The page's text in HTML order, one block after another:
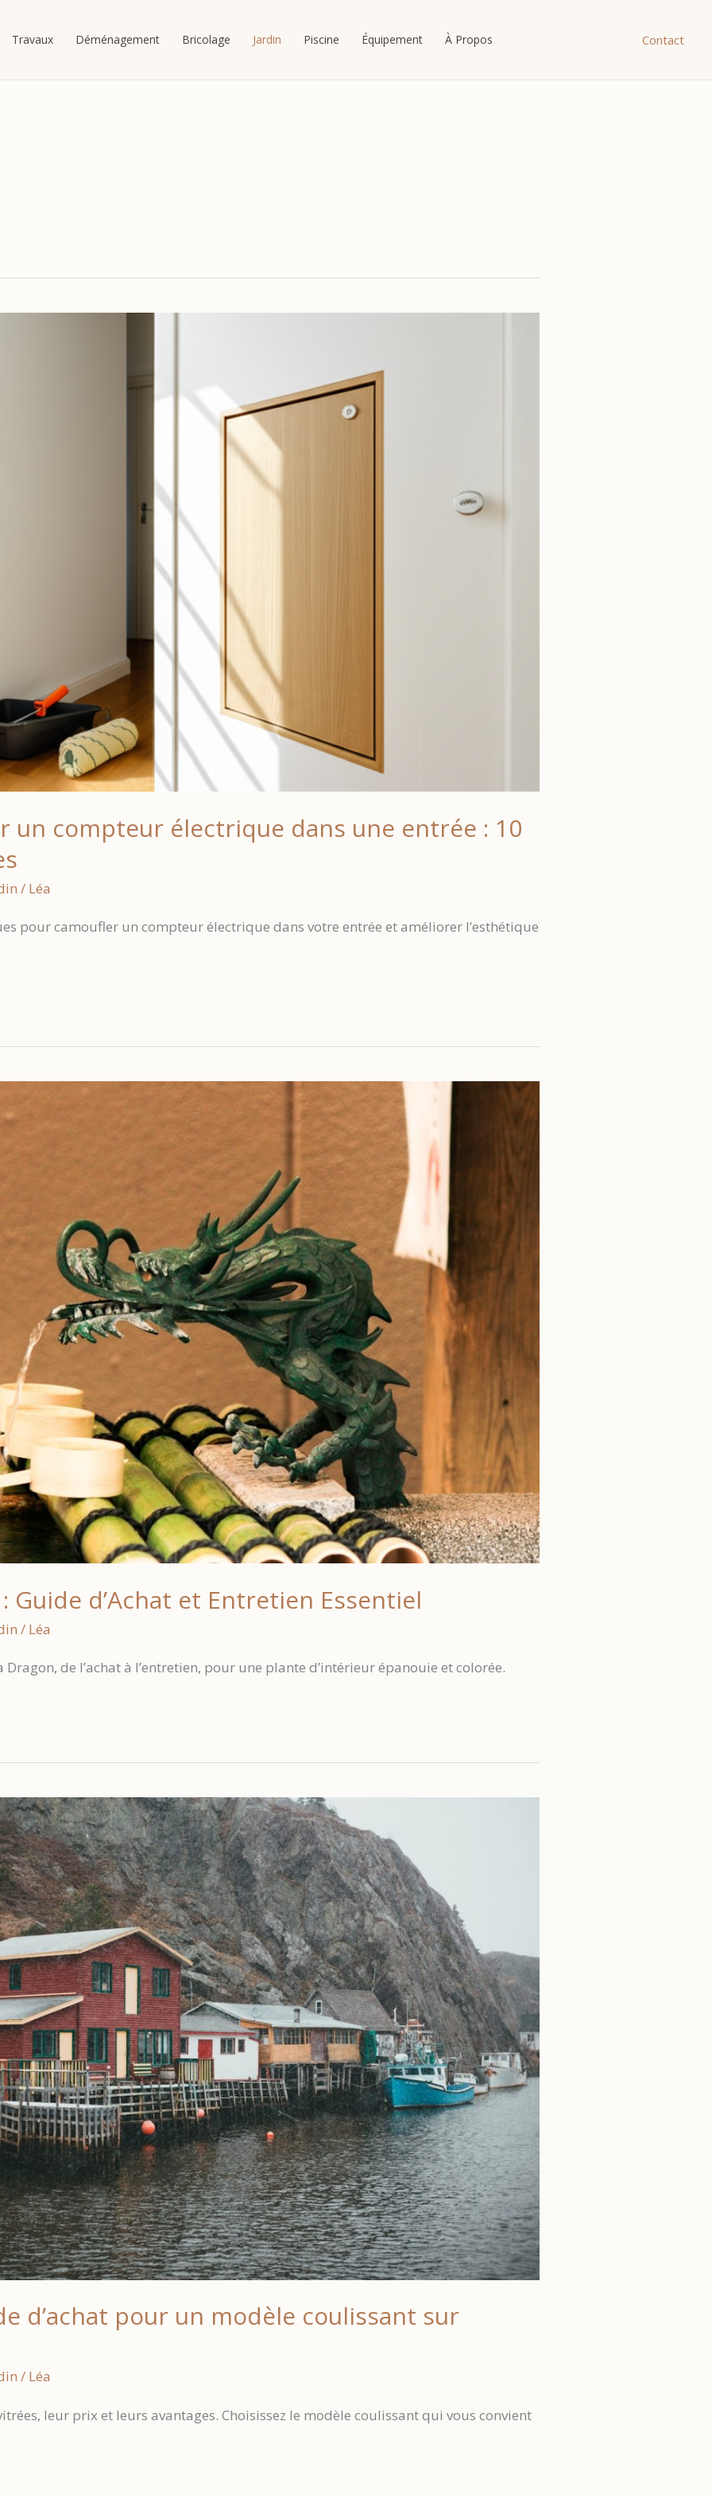
Travaux Déménagement Bricolage Jardin Piscine Équipement À Propos Contact
un compteur électrique dans une entrée : 10
/ Léa
pour camoufler un compteur électrique dans votre entrée et améliorer l’esthétique
Guide d’Achat et Entretien Essentiel
/ Léa
de l’achat à l’entretien, pour une plante d’intérieur épanouie et colorée.
d’achat pour un modèle coulissant sur
/ Léa
leur prix et leurs avantages. Choisissez le modèle coulissant qui vous convient